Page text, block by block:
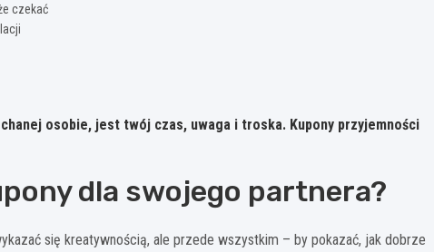
czekać
osobie, jest twój czas, uwaga i troska. Kupony przyjemności
dla swojego partnera?
się kreatywnością, ale przede wszystkim – by pokazać, jak dobrze